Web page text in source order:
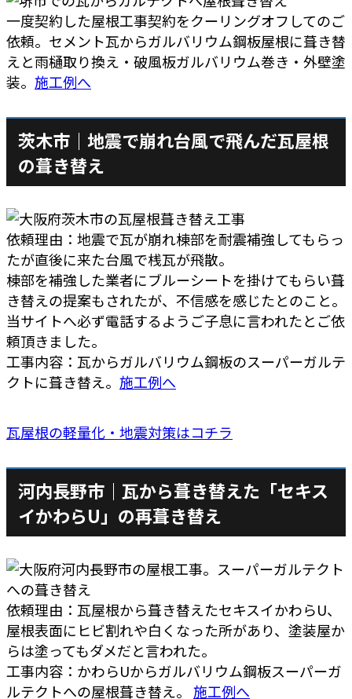
一度契約した屋根工事契約をクーリングオフしてのご
依頼。セメント瓦からガルバリウム鋼板屋根に葺き替
えと雨樋取り換え・破風板ガルバリウム巻き・外壁塗
装。 施工例へ
茨木市｜地震で崩れ台風で飛んだ瓦屋根
の葺き替え
依頼理由：地震で瓦が崩れ棟部を耐震補強してもらっ
たが直後に来た台風で桟瓦が飛散。
棟部を補強した業者にブルーシートを掛けてもらい葺
き替えの提案もされたが、不信感を感じたとのこと。
当サイトへ必ず電話するようご子息に言われたとご依
頼頂きました。
工事内容：瓦からガルバリウム鋼板のスーパーガルテ
クトに葺き替え。 施工例へ
瓦屋根の軽量化・地震対策はコチラ
河内長野市｜瓦から葺き替えた「セキス
イかわらU」の再葺き替え
依頼理由：瓦屋根から葺き替えたセキスイかわらU、
屋根表面にヒビ割れや白くなった所があり、塗装屋か
らは塗ってもダメだと言われた。
工事内容：かわらUからガルバリウム鋼板スーパーガ
ルテクトへの屋根葺き替え。 施工例へ